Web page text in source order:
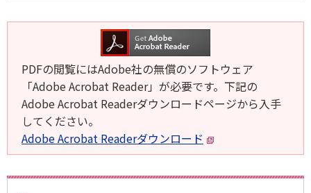
PDFの閲覧にはAdobe社の無償のソフトウェア
「Adobe Acrobat Reader」が必要です。下記の
Adobe Acrobat Readerダウンロードページから入手
してください。
Adobe Acrobat Readerダウンロード